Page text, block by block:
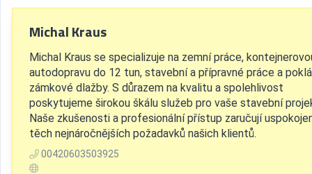
Michal Kraus
Michal Kraus se specializuje na zemní práce,
autodopravu do 12 tun, stavební a přípravné práce a
zámkové dlažby. S důrazem na kvalitu a spolehlivost
poskytujeme širokou škálu služeb pro vaše stavební
Naše zkušenosti a profesionální přístup zaručují
těch nejnáročnějších požadavků našich klientů.
00420603503925